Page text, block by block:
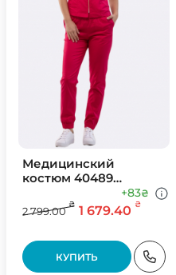
Медицинский
костюм 40489
2 799.00
₴ 1 679.40 ₴
+83₴
КУПИТЬ